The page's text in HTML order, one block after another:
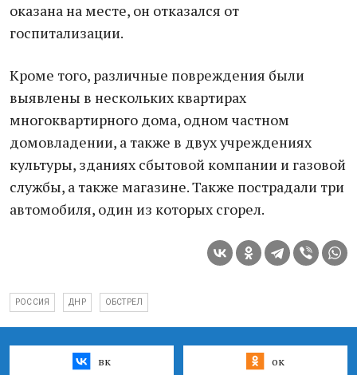
оказана на месте, он отказался от
госпитализации.
Кроме того, различные повреждения были
выявлены в нескольких квартирах
многоквартирного дома, одном частном
домовладении, а также в двух учреждениях
культуры, зданиях сбытовой компании и газовой
службы, а также магазине. Также пострадали три
автомобиля, один из которых сгорел.
РОССИЯ ДНР ОБСТРЕЛ
вк ок